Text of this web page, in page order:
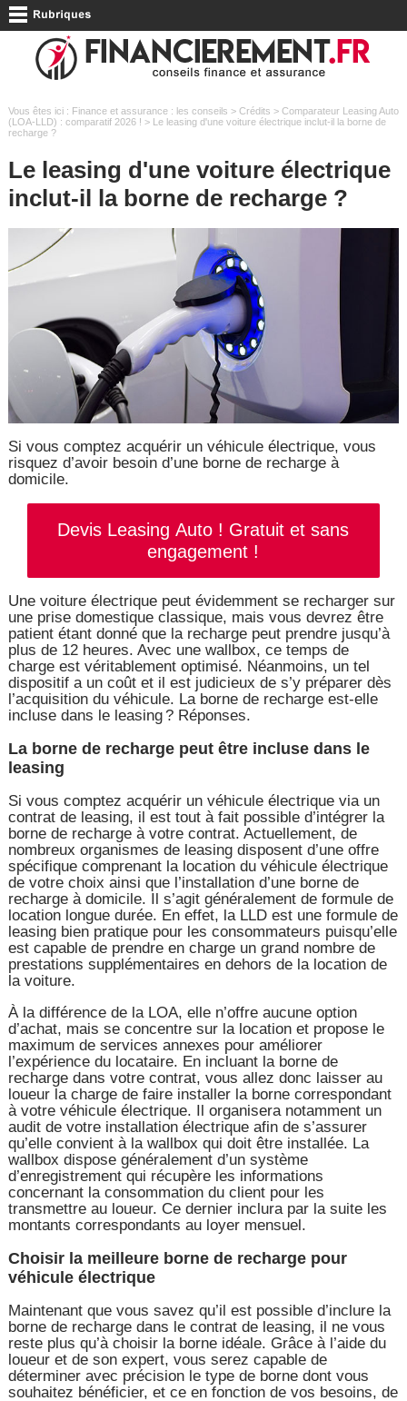
Vous êtes ici : Finance et assurance : les conseils > Crédits > Comparateur Leasing Auto
(LOA-LLD) : comparatif 2026 ! > Le leasing d'une voiture électrique inclut-il la borne de
recharge ?
Le leasing d'une voiture électrique
inclut-il la borne de recharge ?
Si vous comptez acquérir un véhicule électrique, vous
risquez d’avoir besoin d’une borne de recharge à
domicile.
Devis Leasing Auto ! Gratuit et sans
engagement !
Une voiture électrique peut évidemment se recharger sur
une prise domestique classique, mais vous devrez être
patient étant donné que la recharge peut prendre jusqu’à
plus de 12 heures. Avec une wallbox, ce temps de
charge est véritablement optimisé. Néanmoins, un tel
dispositif a un coût et il est judicieux de s’y préparer dès
l’acquisition du véhicule. La borne de recharge est-elle
incluse dans le leasing ? Réponses.
La borne de recharge peut être incluse dans le
leasing
Si vous comptez acquérir un véhicule électrique via un
contrat de leasing, il est tout à fait possible d’intégrer la
borne de recharge à votre contrat. Actuellement, de
nombreux organismes de leasing disposent d’une offre
spécifique comprenant la location du véhicule électrique
de votre choix ainsi que l’installation d’une borne de
recharge à domicile. Il s’agit généralement de formule de
location longue durée. En effet, la LLD est une formule de
leasing bien pratique pour les consommateurs puisqu’elle
est capable de prendre en charge un grand nombre de
prestations supplémentaires en dehors de la location de
la voiture.
À la différence de la LOA, elle n’offre aucune option
d’achat, mais se concentre sur la location et propose le
maximum de services annexes pour améliorer
l’expérience du locataire. En incluant la borne de
recharge dans votre contrat, vous allez donc laisser au
loueur la charge de faire installer la borne correspondant
à votre véhicule électrique. Il organisera notamment un
audit de votre installation électrique afin de s’assurer
qu’elle convient à la wallbox qui doit être installée. La
wallbox dispose généralement d’un système
d’enregistrement qui récupère les informations
concernant la consommation du client pour les
transmettre au loueur. Ce dernier inclura par la suite les
montants correspondants au loyer mensuel.
Choisir la meilleure borne de recharge pour
véhicule électrique
Maintenant que vous savez qu’il est possible d’inclure la
borne de recharge dans le contrat de leasing, il ne vous
reste plus qu’à choisir la borne idéale. Grâce à l’aide du
loueur et de son expert, vous serez capable de
déterminer avec précision le type de borne dont vous
souhaitez bénéficier, et ce en fonction de vos besoins, de